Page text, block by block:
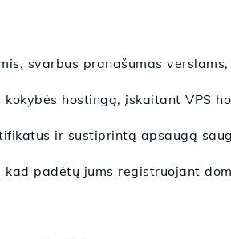
svarbus pranašumas
hostingą, įskaitant VPS
ir sustiprintą apsaugą
padėtų jums registruojant